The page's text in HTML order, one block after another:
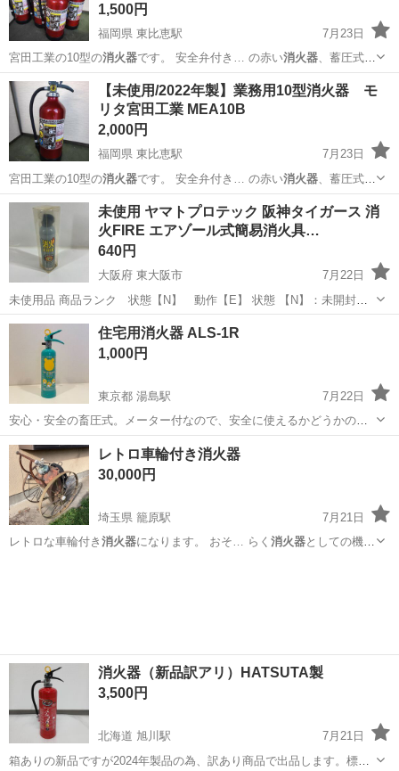
1,500円
福岡県 東比恵駅
7月23日
宮田工業の10型の消火器です。 安全弁付き… の赤い消火器、蓄圧式で
レバーを… で購入から建物内の消火器置き場に設置してお… B -用
途：業務用消火器 -消火剤の種類：… ざいます。 他にも消火器出品し
ております。…
福岡 福岡市 東比恵駅 その他 消火器
【未使用/2022年製】業務用10型消火器 モ
リタ宮田工業 MEA10B
2,000円
福岡県 東比恵駅
7月23日
宮田工業の10型の消火器です。 安全弁付き… の赤い消火器、蓄圧式で
レバーを… で購入から建物内の消火器置き場に設置してお… B -用
途：業務用
消火器-消火剤の種類：… ざいます。 他にも消火器出品し
ております。…
福岡 福岡市 東比恵駅 その他 消火器
未使用 ヤマトプロテック 阪神タイガース 消
火FIRE エアゾール式簡易消火具…
640円
大阪府 東大阪市
7月22日
未使用品 商品ランク 状態【N】 動作【E】 状態 【N】：未開封・
未使用 【N’】：未使用だが、経年保管のため検査・清掃等している物
【A】：目立つキズ、汚れ、使用感もなく比較的きれいな物 【B】：多
少の擦...
大阪 東大阪市 インテリア雑貨/小物
住宅用消火器 ALS-1R
1,000円
東京都 湯島駅
7月22日
安心・安全の畜圧式。メーター付なので、安全に使えるかどうかの確
認が一目でできます。 ホースレスの小型な本体設計で、いざというと
きに女性でも楽々扱えます。 全高：約385mm 総質量:約2.7kg 商品詳
細はこち...
東京 文京区 湯島駅 その他 消火器
レトロ車輪付き消火器
30,000円
埼玉県 籠原駅
7月21日
レトロな車輪付き 消火器になります。 おそ… らく 消火器としての機能
消火器（新品訳アリ）HATSUTA製
3,500円
北海道 旭川駅
7月21日
箱ありの新品ですが2024年製品の為、訳あり商品で出品します。標準